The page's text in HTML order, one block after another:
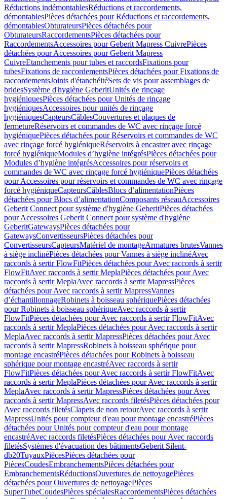
Réductions indémontablesRéductions et raccordements,
démontablesPièces détachées pour Réductions et raccordements,
démontablesObturateursPièces détachées pour
ObturateursRaccordementsPièces détachées pour
RaccordementsAccessoires pour Geberit Mapress CuivrePièces
détachées pour Accessoires pour Geberit Mapress
CuivreEtanchements pour tubes et raccordsFixations pour
tubesFixations de raccordementsPièces détachées pour Fixations de
raccordementsJoints d'étanchéitéSets de vis pour assemblages de
bridesSystème d'hygiène GeberitUnités de rinçage
hygiéniquesPièces détachées pour Unités de rinçage
hygiéniquesAccessoires pour unités de rinçage
hygiéniquesCapteursCâblesCouvertures et plaques de
fermetureRéservoirs et commandes de WC avec rinçage forcé
hygiéniquePièces détachées pour Réservoirs et commandes de WC
avec rinçage forcé hygiéniqueRéservoirs à encastrer avec rinçage
forcé hygiéniqueModules d’hygiène intégrésPièces détachées pour
Modules d’hygiène intégrésAccessoires pour réservoirs et
commandes de WC avec rinçage forcé hygiéniquePièces détachées
pour Accessoires pour réservoirs et commandes de WC avec rinçage
forcé hygiéniqueCapteursCâblesBlocs d’alimentationPièces
détachées pour Blocs d’alimentationComposants réseauAccessoires
Geberit Connect pour système d'hygiène GeberitPièces détachées
pour Accessoires Geberit Connect pour système d'hygiène
GeberitGatewaysPièces détachées pour
GatewaysConvertisseursPièces détachées pour
ConvertisseursCapteursMatériel de montageArmatures brutesVannes
à siège inclinéPièces détachées pour Vannes à siège inclinéAvec
raccords à sertir FlowFitPièces détachées pour Avec raccords à sertir
FlowFitAvec raccords à sertir MeplaPièces détachées pour Avec
raccords à sertir MeplaAvec raccords à sertir MapressPièces
détachées pour Avec raccords à sertir MapressVannes
d’échantillonnageRobinets à boisseau sphériquePièces détachées
pour Robinets à boisseau sphériqueAvec raccords à sertir
FlowFitPièces détachées pour Avec raccords à sertir FlowFitAvec
raccords à sertir MeplaPièces détachées pour Avec raccords à sertir
MeplaAvec raccords à sertir MapressPièces détachées pour Avec
raccords à sertir MapressRobinets à boisseau sphérique pour
montage encastréPièces détachées pour Robinets à boisseau
sphérique pour montage encastréAvec raccords à sertir
FlowFitPièces détachées pour Avec raccords à sertir FlowFitAvec
raccords à sertir MeplaPièces détachées pour Avec raccords à sertir
MeplaAvec raccords à sertir MapressPièces détachées pour Avec
raccords à sertir MapressAvec raccords filetésPièces détachées pour
Avec raccords filetésClapets de non retourAvec raccords à sertir
MapressUnités pour compteur d'eau pour montage encastréPièces
détachées pour Unités pour compteur d'eau pour montage
encastréAvec raccords filetésPièces détachées pour Avec raccords
filetésSystèmes d'évacuation des bâtimentsGeberit Silent-
db20TuyauxPiècesPièces détachées pour
PiècesCoudesEmbranchementsPièces détachées pour
EmbranchementsRéductionsOuvertures de nettoyagePièces
détachées pour Ouvertures de nettoyagePièces
SuperTubeCoudesPièces spécialesRaccordementsPièces détachées